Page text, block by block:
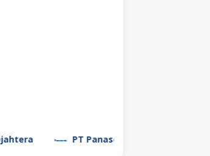
PT Panasonic Manufacturing